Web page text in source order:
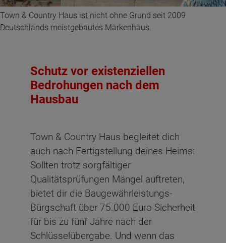
Town & Country Haus ist nicht ohne Grund seit 2009
Deutschlands meistgebautes Markenhaus.
Schutz vor existenziellen
Bedrohungen nach dem
Hausbau
Town & Country Haus begleitet dich
auch nach Fertigstellung deines Heims:
Sollten trotz sorgfältiger
Qualitätsprüfungen Mängel auftreten,
bietet dir die Baugewährleistungs-
Bürgschaft über 75.000 Euro Sicherheit
für bis zu fünf Jahre nach der
Schlüsselübergabe. Und wenn das